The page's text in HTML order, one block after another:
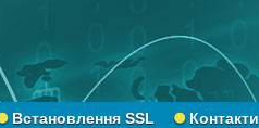
Встановлення SSL Контакти